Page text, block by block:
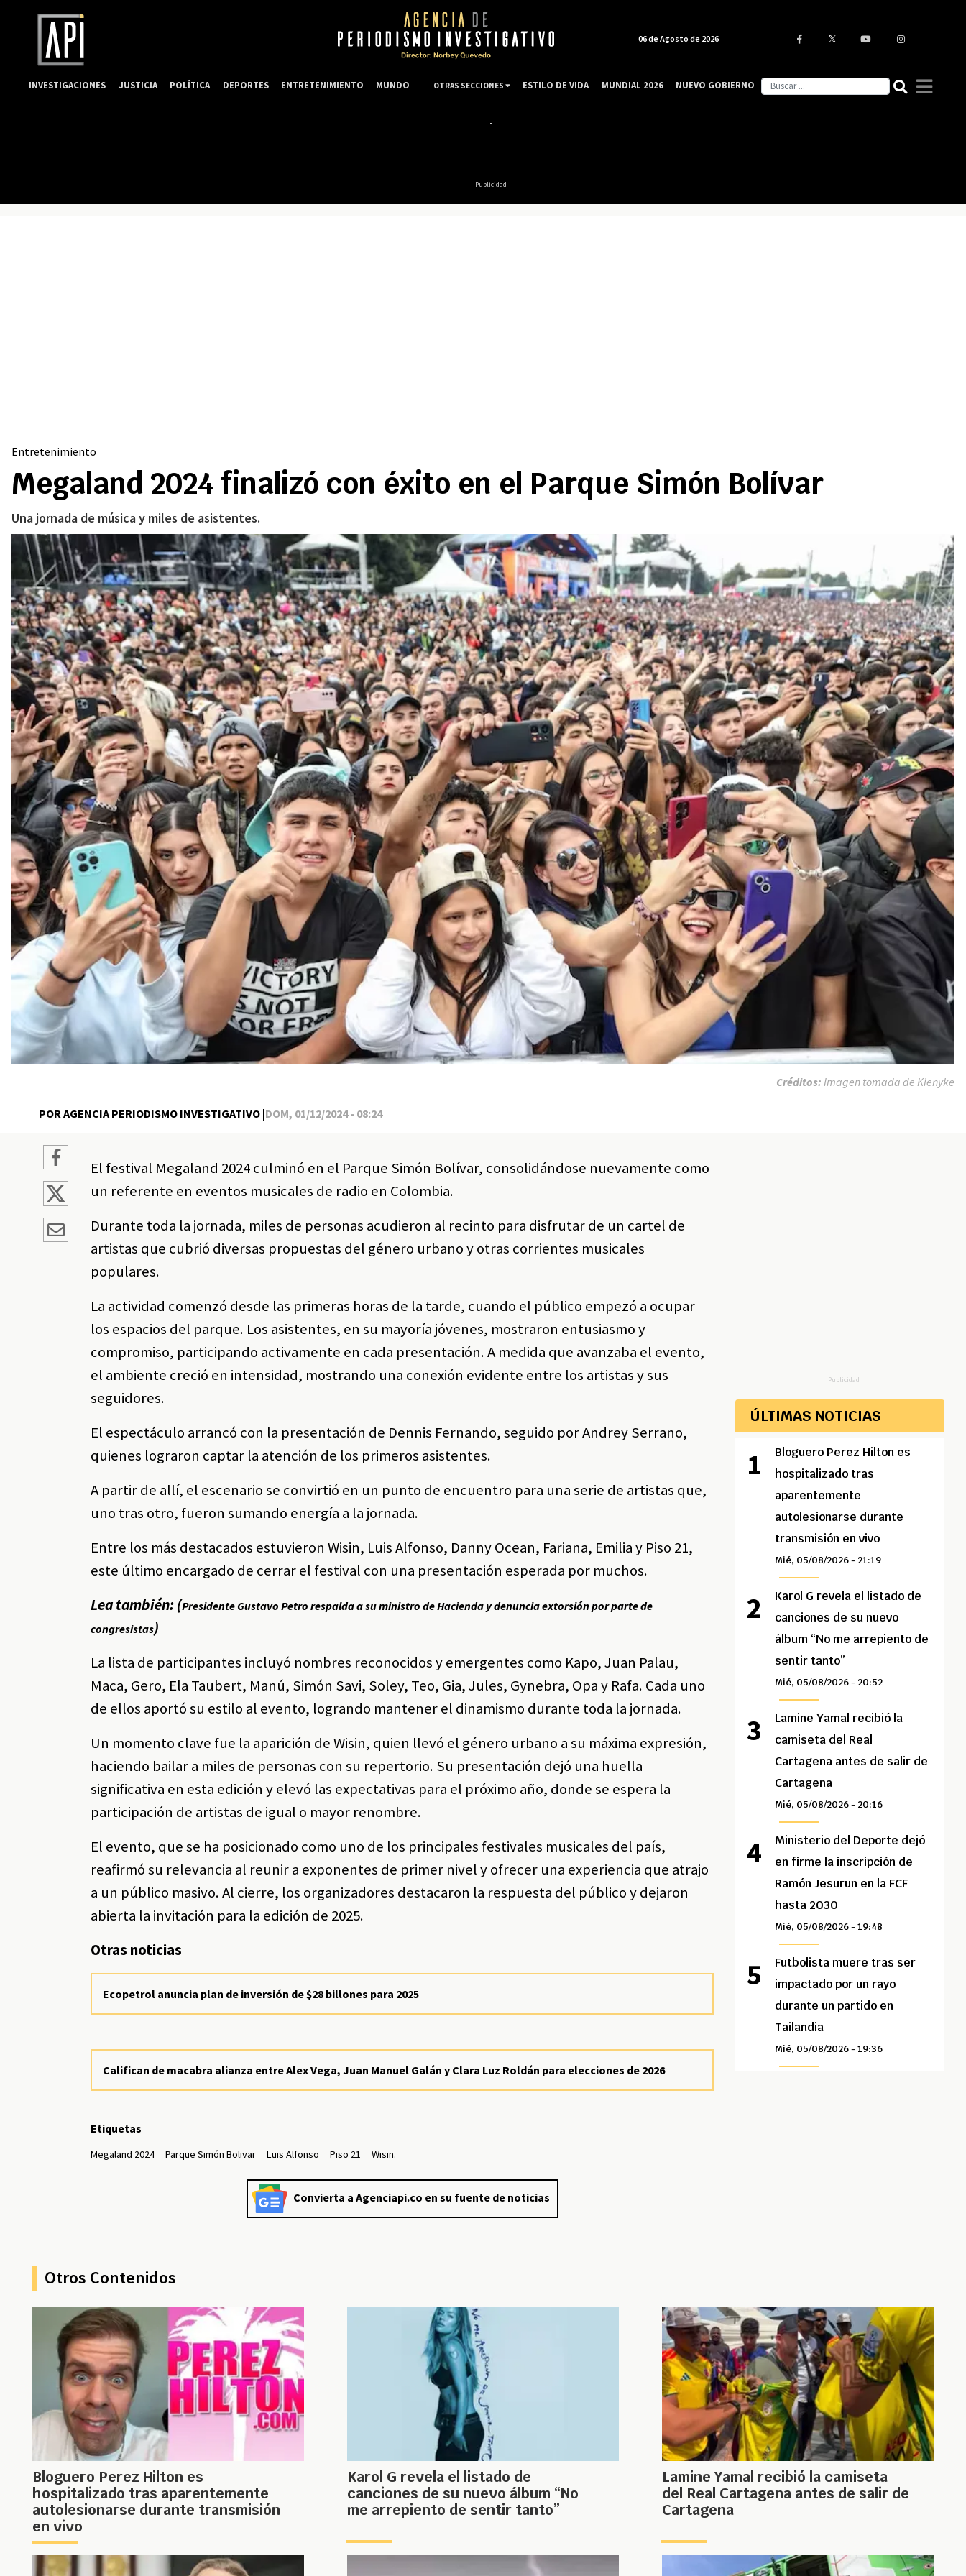
Publicidad
Entretenimiento
Megaland 2024 finalizó con éxito en el Parque Simón Bolívar
Una jornada de música y miles de asistentes.
POR AGENCIA PERIODISMO INVESTIGATIVO |DOM, 01/12/2024 - 08:24
Créditos: Imagen tomada de Kienyke
El festival Megaland 2024 culminó en el Parque Simón Bolívar, consolidándose nuevamente como
un referente en eventos musicales de radio en Colombia.
Durante toda la jornada, miles de personas acudieron al recinto para disfrutar de un cartel de
artistas que cubrió diversas propuestas del género urbano y otras corrientes musicales
populares.
La actividad comenzó desde las primeras horas de la tarde, cuando el público empezó a ocupar
los espacios del parque. Los asistentes, en su mayoría jóvenes, mostraron entusiasmo y
compromiso, participando activamente en cada presentación. A medida que avanzaba el evento,
el ambiente creció en intensidad, mostrando una conexión evidente entre los artistas y sus
seguidores.
El espectáculo arrancó con la presentación de Dennis Fernando, seguido por Andrey Serrano,
quienes lograron captar la atención de los primeros asistentes.
A partir de allí, el escenario se convirtió en un punto de encuentro para una serie de artistas que,
uno tras otro, fueron sumando energía a la jornada.
Entre los más destacados estuvieron Wisin, Luis Alfonso, Danny Ocean, Fariana, Emilia y Piso 21,
este último encargado de cerrar el festival con una presentación esperada por muchos.
Lea también: (Presidente Gustavo Petro respalda a su ministro de Hacienda y denuncia extorsión por parte de
congresistas)
La lista de participantes incluyó nombres reconocidos y emergentes como Kapo, Juan Palau,
Maca, Gero, Ela Taubert, Manú, Simón Savi, Soley, Teo, Gia, Jules, Gynebra, Opa y Rafa. Cada uno
de ellos aportó su estilo al evento, logrando mantener el dinamismo durante toda la jornada.
Un momento clave fue la aparición de Wisin, quien llevó el género urbano a su máxima expresión,
haciendo bailar a miles de personas con su repertorio. Su presentación dejó una huella
significativa en esta edición y elevó las expectativas para el próximo año, donde se espera la
participación de artistas de igual o mayor renombre.
El evento, que se ha posicionado como uno de los principales festivales musicales del país,
reafirmó su relevancia al reunir a exponentes de primer nivel y ofrecer una experiencia que atrajo
a un público masivo. Al cierre, los organizadores destacaron la respuesta del público y dejaron
abierta la invitación para la edición de 2025.
Otras noticias
Ecopetrol anuncia plan de inversión de $28 billones para 2025
Califican de macabra alianza entre Alex Vega, Juan Manuel Galán y Clara Luz Roldán para elecciones de 2026
Etiquetas
Megaland 2024 Parque Simón Bolivar Luis Alfonso Piso 21 Wisin.
Convierta a Agenciapi.co en su fuente de noticias
Publicidad
ÚLTIMAS NOTICIAS
Bloguero Perez Hilton es
hospitalizado tras
aparentemente
autolesionarse durante
transmisión en vivo
Mié, 05/08/2026 - 21:19
Karol G revela el listado de
canciones de su nuevo
álbum “No me arrepiento de
sentir tanto”
Mié, 05/08/2026 - 20:52
Lamine Yamal recibió la
camiseta del Real
Cartagena antes de salir de
Cartagena
Mié, 05/08/2026 - 20:16
Ministerio del Deporte dejó
en firme la inscripción de
Ramón Jesurun en la FCF
hasta 2030
Mié, 05/08/2026 - 19:48
Futbolista muere tras ser
impactado por un rayo
durante un partido en
Tailandia
Mié, 05/08/2026 - 19:36
Otros Contenidos
Bloguero Perez Hilton es
hospitalizado tras aparentemente
autolesionarse durante transmisión
en vivo
Karol G revela el listado de
canciones de su nuevo álbum “No
me arrepiento de sentir tanto”
Lamine Yamal recibió la camiseta
del Real Cartagena antes de salir de
Cartagena
06 de Agosto de 2026
INVESTIGACIONES JUSTICIA POLÍTICA DEPORTES ENTRETENIMIENTO MUNDO OTRAS SECCIONES ESTILO DE VIDA MUNDIAL 2026 NUEVO GOBIERNO